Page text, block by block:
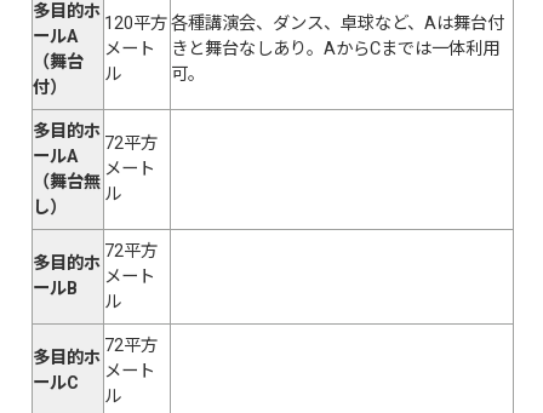
多目的ホ
ールA
（舞台
付）
120平方
メート
ル
各種講演会、ダンス、卓球など、Aは舞台付
きと舞台なしあり。AからCまでは一体利用
可。
多目的ホ
ールA
（舞台無
し）
72平方
メート
ル
多目的ホ
ールB
72平方
メート
ル
多目的ホ
ールC
72平方
メート
ル